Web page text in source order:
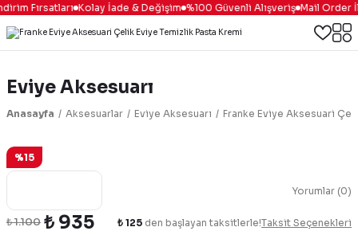
Fırsatları Kolay İade & Değişim %100 Güvenli Alışveriş Mail Order
Eviye Aksesuarı
Anasayfa Aksesuarlar Eviye Aksesuarı Franke Eviye Aksesuari
%15
Yorumlar (0)
₺ 1.100 ₺ 935 ₺ 125 den başlayan taksitlerle!Taksit Seçenekleri